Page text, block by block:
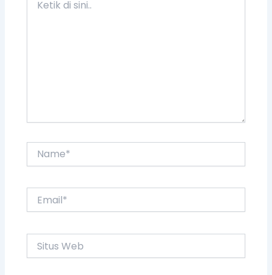
Simpan nama, email, dan situs web saya
berikutnya.